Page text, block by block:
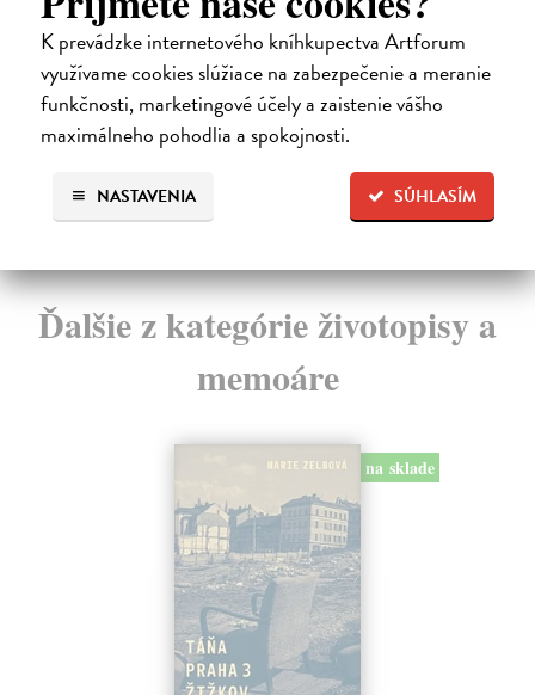
K prevádzke internetového kníhkupectva Artforum
využívame cookies slúžiace na zabezpečenie a meranie
funkčnosti, marketingové účely a zaistenie vášho
maximálneho pohodlia a spokojnosti.
SÚHLASÍM
NASTAVENIA
V jubilejnom roku nás pápež František povzbudzuje:
Kresťanská nádej nás podopiera na životnej ceste...
Zasielame do 10 dní
3,36 €
Ďalšie z kategórie životopisy a
memoáre
na sklade